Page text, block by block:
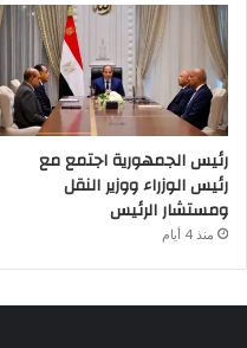
رئيس الجمهورية اجتمع مع
رئيس الوزراء ووزير النقل
ومستشار الرئيس
منذ 4 أيام